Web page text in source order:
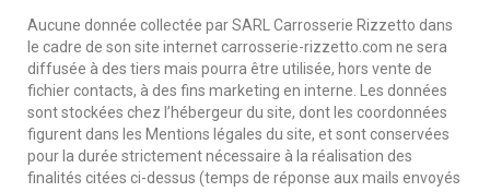
Aucune donnée collectée par SARL Carrosserie Rizzetto dans
le cadre de son site internet carrosserie-rizzetto.com ne sera
diffusée à des tiers mais pourra être utilisée, hors vente de
fichier contacts, à des fins marketing en interne. Les données
sont stockées chez l’hébergeur du site, dont les coordonnées
figurent dans les Mentions légales du site, et sont conservées
pour la durée strictement nécessaire à la réalisation des
finalités citées ci-dessus (temps de réponse aux mails envoyés